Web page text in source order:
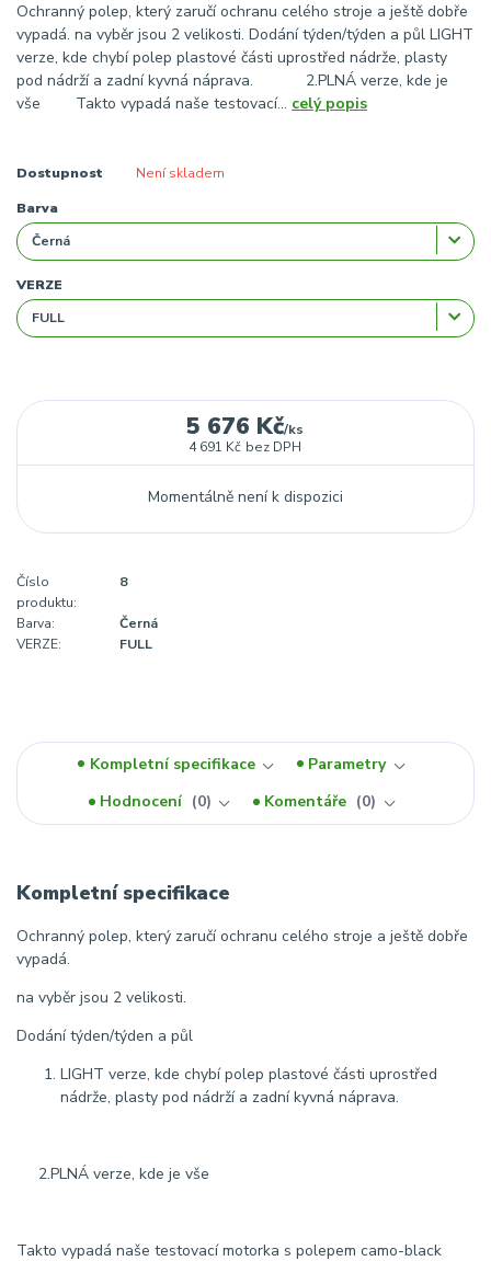
Ochranný polep, který zaručí ochranu celého stroje a ještě dobře
vypadá. na vyběr jsou 2 velikosti. Dodání týden/týden a půl LIGHT
verze, kde chybí polep plastové části uprostřed nádrže, plasty
pod nádrží a zadní kyvná náprava. 2.PLNÁ verze, kde je
vše Takto vypadá naše testovací... celý popis
Dostupnost Není skladem
Barva
VERZE
5 676 Kč/ks
4 691 Kč bez DPH
Momentálně není k dispozici
Číslo
produktu:
8
Barva:
Černá
VERZE:
FULL
Kompletní specifikace
Parametry
Hodnocení
0 Komentáře 0
Kompletní specifikace
Ochranný polep, který zaručí ochranu celého stroje a ještě dobře
vypadá.
na vyběr jsou 2 velikosti.
Dodání týden/týden a půl
LIGHT verze, kde chybí polep plastové části uprostřed
nádrže, plasty pod nádrží a zadní kyvná náprava.
2.PLNÁ verze, kde je vše
Takto vypadá naše testovací motorka s polepem camo-black